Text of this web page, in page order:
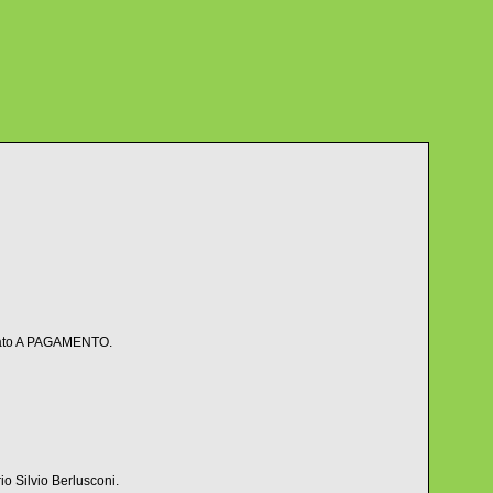
A PAGAMENTO.
Silvio Berlusconi.